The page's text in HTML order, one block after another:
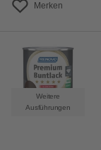
Merken
Weitere
Ausführungen